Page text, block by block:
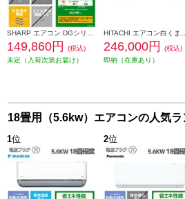
149,860円
(税込)
未定（入荷次第お届け）
246,000円
(税込)
即納（在庫あり）
18畳用（5.6kw）エアコンの人気
1位 2位